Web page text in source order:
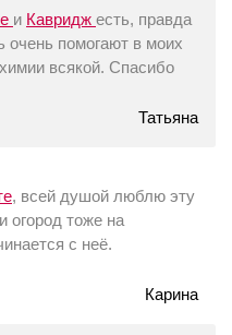
и Кавридж есть, правда
очень помогают в моих
всякой. Спасибо
Татьяна
, всей душой люблю эту
огород тоже на
с неё.
Карина